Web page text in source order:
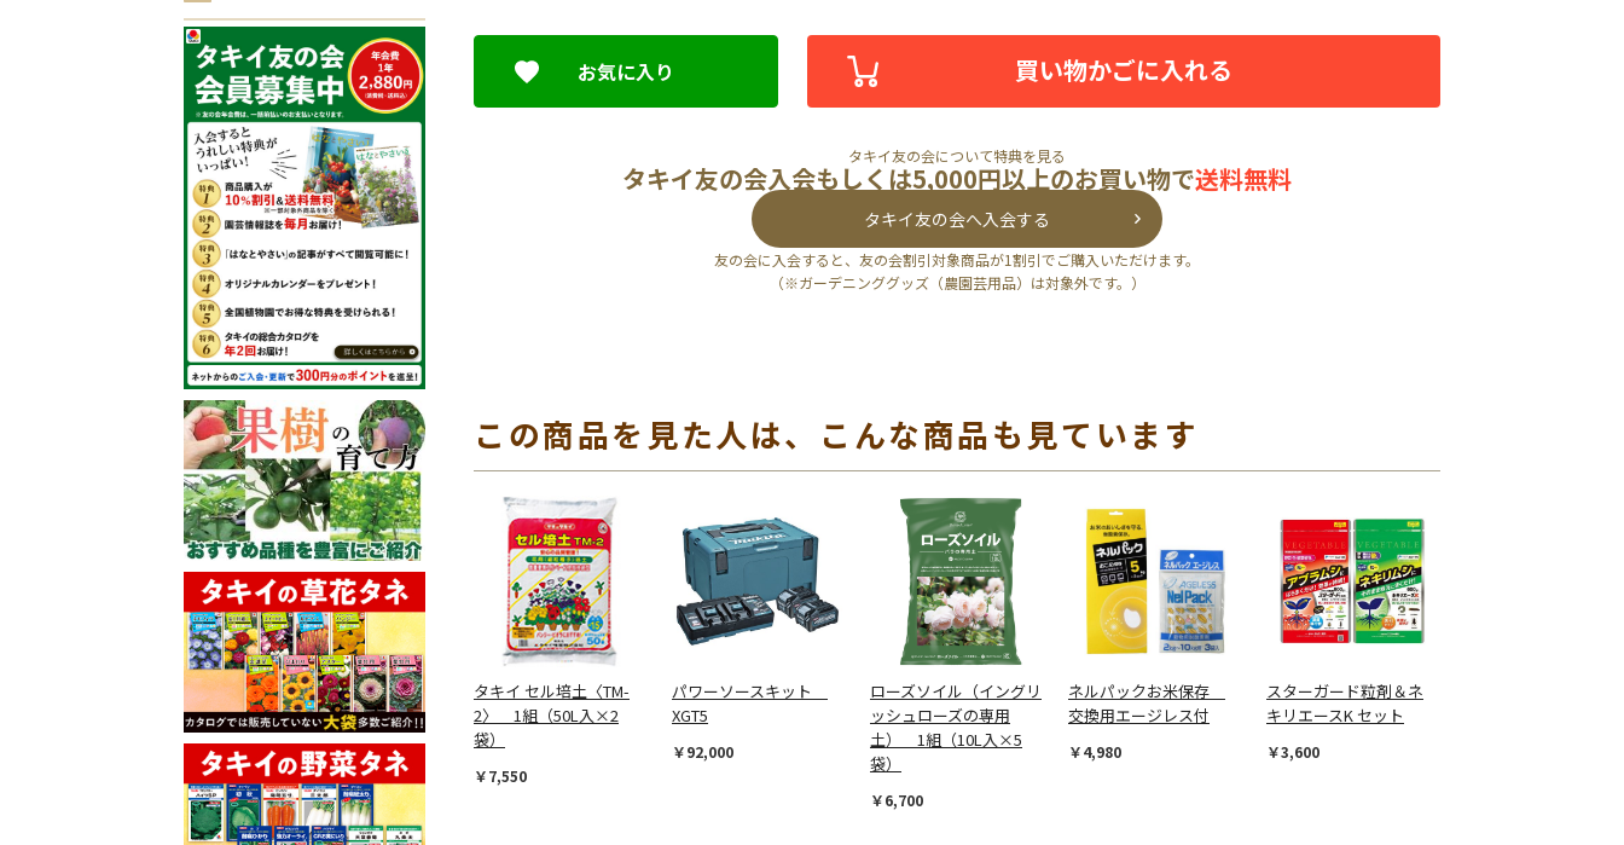
お気に入り 買い物かごに入れる
タキイ友の会について特典を見る
タキイ友の会入会もしくは5,000円以上のお買い物で送料無料
タキイ友の会へ入会する
友の会に入会すると、友の会割引対象商品が1割引でご購入いただけます。
（※ガーデニンググッズ（農園芸用品）は対象外です。）
この商品を見た人は、こんな商品も見ています
タキイ セル培土〈TM-
2〉 1組（50L入×2
袋）
￥7,550
パワーソースキット
XGT5
￥92,000
ローズソイル（イングリ
ッシュローズの専用
土） 1組（10L入×5
袋）
￥6,700
ネルパックお米保存
交換用エージレス付
￥4,980
スターガード粒剤＆ネ
キリエースK セット
￥3,600